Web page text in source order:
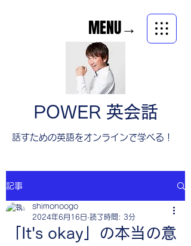
MENU→
POWER 英会話
​話すための英語をオンラインで学べる！
記事
「It's okay」の本当の意
shimonoogo
2024年6月16日 読了時間: 3分